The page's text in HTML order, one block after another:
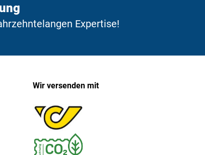
Expertise!
Wir versenden mit